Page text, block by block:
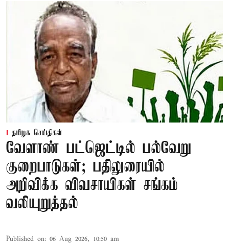
தமிழக செய்திகள்
வேளாண் பட்ஜெட்டில் பல்வேறு
குறைபாடுகள்; பதிலுரையில்
அறிவிக்க விவசாயிகள் சங்கம்
வலியுறுத்தல்
Published on: 06 Aug 2026, 10:50 am